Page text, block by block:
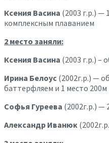
Ксения Васина (2003 г.р.) —
комплексным плаванием
2 место заняли:
Ксения Васина (2003 г.р.) –
Ирина Белоус (2002г.р.) —
баттерфляем и 1 место 200м
Софья Гуреева (2002г.р.) —
Александр Иванюк